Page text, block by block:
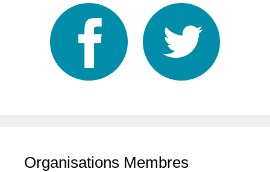
Organisations Membres